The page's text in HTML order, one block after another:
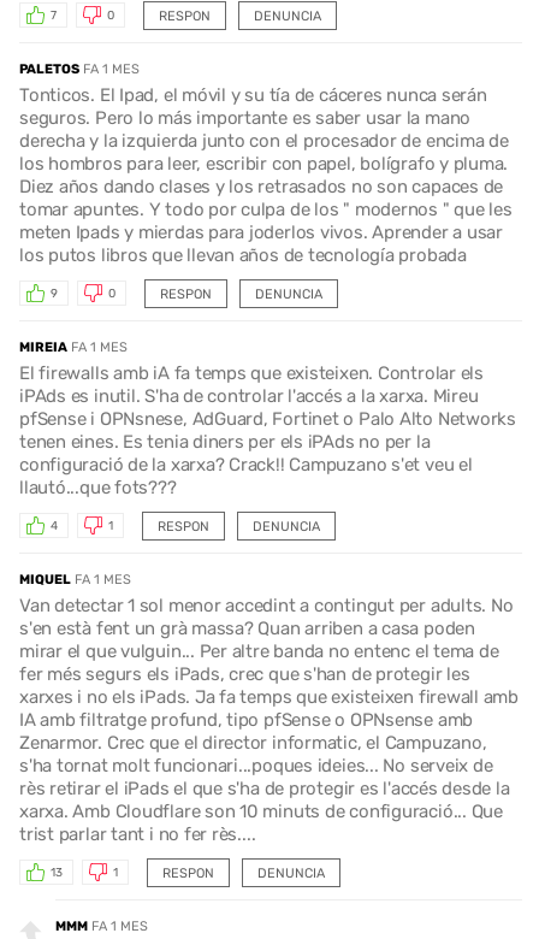
RESPON
7 0 DENUNCIA
PALETOS FA 1 MES
Tonticos. El Ipad, el móvil y su tía de cáceres nunca serán
seguros. Pero lo más importante es saber usar la mano
derecha y la izquierda junto con el procesador de encima de
los hombros para leer, escribir con papel, bolígrafo y pluma.
Diez años dando clases y los retrasados no son capaces de
tomar apuntes. Y todo por culpa de los " modernos " que les
meten Ipads y mierdas para joderlos vivos. Aprender a usar
los putos libros que llevan años de tecnología probada
RESPON
9 0 DENUNCIA
MIREIA FA 1 MES
El firewalls amb iA fa temps que existeixen. Controlar els
iPAds es inutil. S'ha de controlar l'accés a la xarxa. Mireu
pfSense i OPNsnese, AdGuard, Fortinet o Palo Alto Networks
tenen eines. Es tenia diners per els iPAds no per la
configuració de la xarxa? Crack!! Campuzano s'et veu el
llautó...que fots???
RESPON
4 1 DENUNCIA
MIQUEL FA 1 MES
Van detectar 1 sol menor accedint a contingut per adults. No
s'en està fent un grà massa? Quan arriben a casa poden
mirar el que vulguin... Per altre banda no entenc el tema de
fer més segurs els iPads, crec que s'han de protegir les
xarxes i no els iPads. Ja fa temps que existeixen firewall amb
IA amb filtratge profund, tipo pfSense o OPNsense amb
Zenarmor. Crec que el director informatic, el Campuzano,
s'ha tornat molt funcionari...poques ideies... No serveix de
rès retirar el iPads el que s'ha de protegir es l'accés desde la
xarxa. Amb Cloudflare son 10 minuts de configuració... Que
trist parlar tant i no fer rès....
RESPON
13 1 DENUNCIA
MMM FA 1 MES